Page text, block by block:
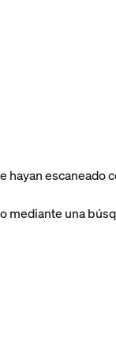
hayan escaneado
mediante una